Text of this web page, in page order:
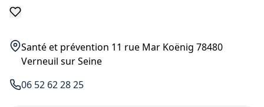
Santé et prévention 11 rue Mar Koënig 78480
Verneuil sur Seine
06 52 62 28 25